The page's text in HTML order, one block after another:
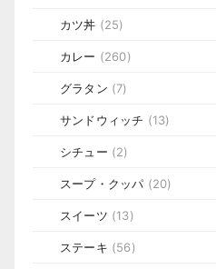
カツ丼 (25)
カレー (260)
グラタン (7)
サンドウィッチ (13)
シチュー (2)
スープ・クッパ (20)
スイーツ (13)
ステーキ (56)